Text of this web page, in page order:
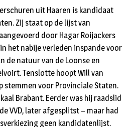
uit Haaren is kandidaat
Zij staat op de lijst van
door Hagar Roijackers
het nabije verleden inspande voor
de natuur van de Loonse en
Tenslotte hoopt Will van
stemmen voor Provinciale Staten.
Brabant. Eerder was hij raadslid
VVD, later afgesplitst – maar had
geen kandidatenlijst.